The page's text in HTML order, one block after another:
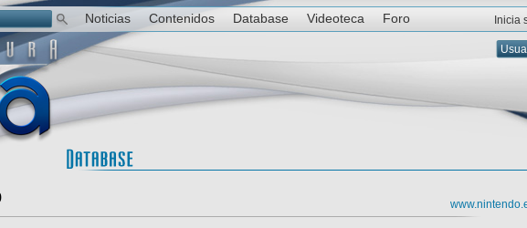
Noticias Contenidos Database Videoteca Foro Inicia